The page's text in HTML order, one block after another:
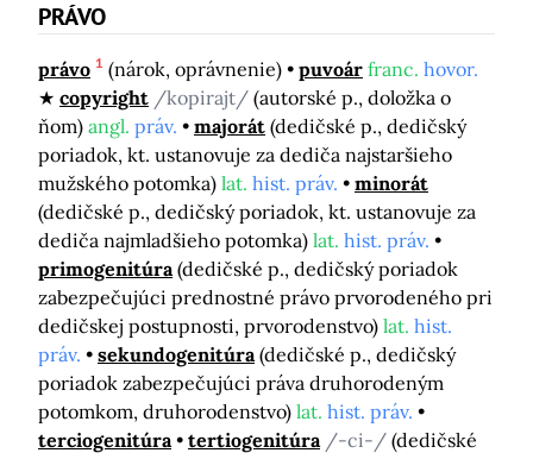
PRÁVO
právo 1 (nárok, oprávnenie) puvoár franc. hovor.
copyright /kopirajt/ (autorské p., doložka o
ňom) angl. práv. majorát (dedičské p., dedičský
poriadok, kt. ustanovuje za dediča najstaršieho
mužského potomka) lat. hist. práv.
minorát
(dedičské p., dedičský poriadok, kt. ustanovuje za
dediča najmladšieho potomka) lat. hist. práv.
primogenitúra (dedičské p., dedičský poriadok
zabezpečujúci prednostné právo prvorodeného pri
dedičskej postupnosti, prvorodenstvo) lat. hist.
práv.
sekundogenitúra (dedičské p., dedičský
poriadok zabezpečujúci práva druhorodeným
potomkom, druhorodenstvo) lat. hist. práv.
terciogenitúra
tertiogenitúra /-ci-/ (dedičské